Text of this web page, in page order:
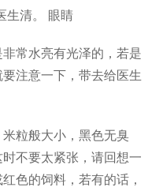
生清。 眼睛
常水亮有光泽的，若是
注意一下，带去给医生
粒般大小，黑色无臭
不要太紧张，请回想一
色的饲料，若有的话，